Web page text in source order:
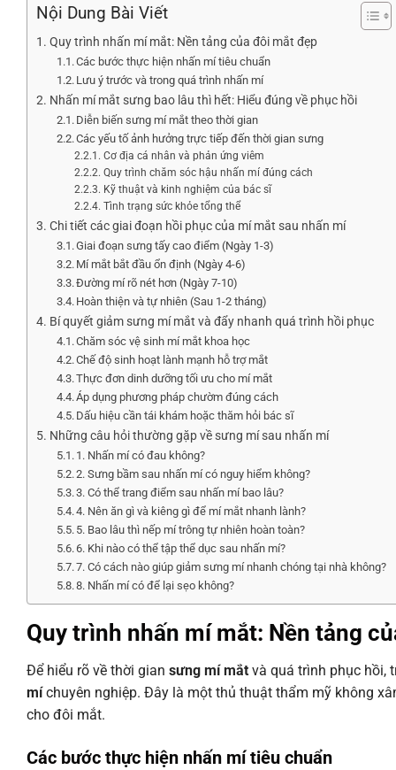
Nội Dung Bài Viết
Quy trình nhấn mí mắt: Nền tảng của đôi mắt đẹp
Các bước thực hiện nhấn mí tiêu chuẩn
Lưu ý trước và trong quá trình nhấn mí
Nhấn mí mắt sưng bao lâu thì hết: Hiểu đúng về phục hồi
Diễn biến sưng mí mắt theo thời gian
Các yếu tố ảnh hưởng trực tiếp đến thời gian sưng
Cơ địa cá nhân và phản ứng viêm
Quy trình chăm sóc hậu nhấn mí đúng cách
Kỹ thuật và kinh nghiệm của bác sĩ
Tình trạng sức khỏe tổng thể
Chi tiết các giai đoạn hồi phục của mí mắt sau nhấn mí
Giai đoạn sưng tấy cao điểm (Ngày 1-3)
Mí mắt bắt đầu ổn định (Ngày 4-6)
Đường mí rõ nét hơn (Ngày 7-10)
Hoàn thiện và tự nhiên (Sau 1-2 tháng)
Bí quyết giảm sưng mí mắt và đẩy nhanh quá trình hồi phục
Chăm sóc vệ sinh mí mắt khoa học
Chế độ sinh hoạt lành mạnh hỗ trợ mắt
Thực đơn dinh dưỡng tối ưu cho mí mắt
Áp dụng phương pháp chườm đúng cách
Dấu hiệu cần tái khám hoặc thăm hỏi bác sĩ
Những câu hỏi thường gặp về sưng mí sau nhấn mí
1. Nhấn mí có đau không?
2. Sưng bầm sau nhấn mí có nguy hiểm không?
3. Có thể trang điểm sau nhấn mí bao lâu?
4. Nên ăn gì và kiêng gì để mí mắt nhanh lành?
5. Bao lâu thì nếp mí trông tự nhiên hoàn toàn?
6. Khi nào có thể tập thể dục sau nhấn mí?
7. Có cách nào giúp giảm sưng mí nhanh chóng tại nhà không?
8. Nhấn mí có để lại sẹo không?
Quy trình nhấn mí mắt: Nền tảng
Để hiểu rõ về thời gian sưng mí mắt và quá trình phục hồi,
míchuyên nghiệp. Đây là một thủ thuật thẩm mỹ không
cho đôi mắt.
Các bước thực hiện nhấn mí tiêu chuẩn